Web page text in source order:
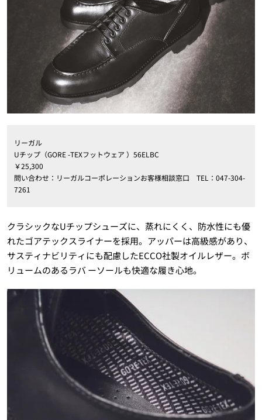
リーガル
Uチップ（GORE -TEXフットウェア ）56ELBC
￥25,300
問い合わせ：リーガルコーポレーションお客様相談窓口 TEL：047-304-
7261
クラシックなUチップシューズに、蒸れにくく、防水性にも優
れたゴアテックスライナーを採用。アッパーは高級感があり、
サスティナビリティにも配慮したECCO社製オイルレザー。ボ
リュームのあるラバ ーソールも快適な履き心地。